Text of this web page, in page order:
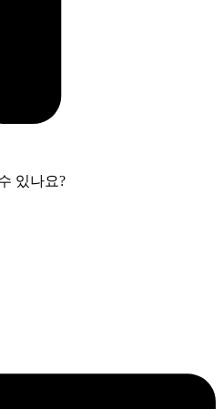
있나요?